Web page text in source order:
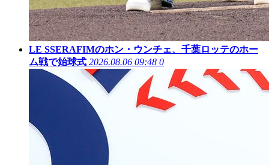
LE SSERAFIMのホン・ウンチェ、千葉ロッテのホー
ム戦で始球式 2026.08.06 09:48 0